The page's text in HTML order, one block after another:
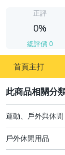
正評
0%
總評價 0
首頁主打
圖書/影音/文具
古董、藝術與礦石
運動、戶外與休閒
戶外休閒用品